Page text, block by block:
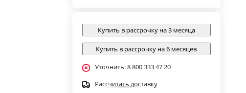
Купить в рассрочку на 3 месяца
Купить в рассрочку на 6 месяцев
Уточнить: 8 800 333 47 20
Рассчитать доставку